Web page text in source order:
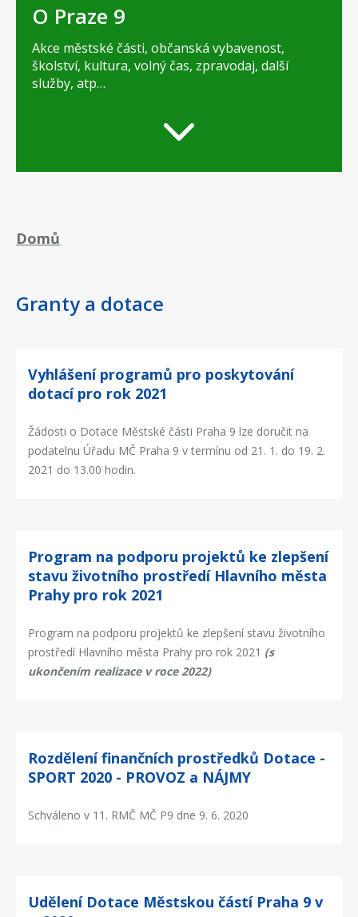
O Praze 9
Akce městské části, občanská vybavenost,
školství, kultura, volný čas, zpravodaj, další
služby, atp…
Drobečková
Domů
Granty a dotace
Vyhlášení programů pro poskytování
dotací pro rok 2021
Žádosti o Dotace Městské části Praha 9 lze doručit na
podatelnu Úřadu MČ Praha 9 v termínu od 21. 1. do 19. 2.
2021 do 13.00 hodin.
Program na podporu projektů ke zlepšení
stavu životního prostředí Hlavního města
Prahy pro rok 2021
Program na podporu projektů ke zlepšení stavu životního
prostředí Hlavního města Prahy pro rok 2021 (s
ukončením realizace v roce 2022)
Rozdělení finančních prostředků Dotace -
SPORT 2020 - PROVOZ a NÁJMY
Schváleno v 11. RMČ MČ P9 dne 9. 6. 2020
Udělení Dotace Městskou částí Praha 9 v